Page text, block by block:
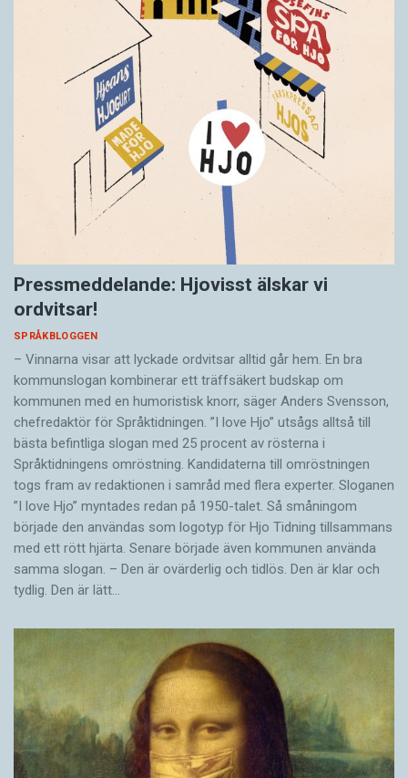
Pressmeddelande: Hjovisst älskar vi
ordvitsar!
SPRÅKBLOGGEN
– Vinnarna visar att lyckade ordvitsar alltid går hem. En bra
kommunslogan kombinerar ett träffsäkert budskap om
kommunen med en humoristisk knorr, säger Anders Svensson,
chefredaktör för Språktidningen. ”I love Hjo” utsågs alltså till
bästa befintliga slogan med 25 procent av rösterna i
Språktidningens omröstning. Kandidaterna till omröstningen
togs fram av redaktionen i samråd med flera experter. Sloganen
”I love Hjo” myntades redan på 1950-talet. Så småningom
började den användas som logotyp för Hjo Tidning tillsammans
med ett rött hjärta. Senare började även kommunen använda
samma slogan. – Den är ovärderlig och tidlös. Den är klar och
tydlig. Den är lätt…